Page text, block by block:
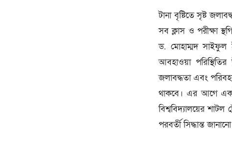
টানা বৃষ্টিতে সৃষ্ট
সব ক্লাস ও পরীক্ষা
ড. মোহাম্মদ সাইফুল
আবহাওয়া
জলাবদ্ধতা এবং
থাকবে। এর আগে একই
বিশ্ববিদ্যালয়ের শাটল
পরবর্তী সিদ্ধান্ত